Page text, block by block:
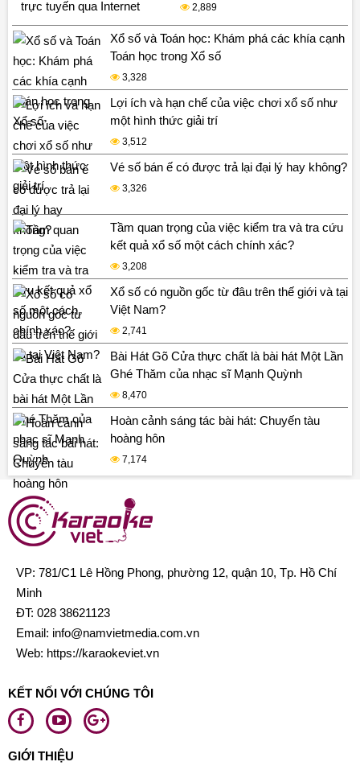
2,889
Xổ số và Toán học: Khám phá các khía cạnh
Toán học trong Xổ số
3,328
Lợi ích và hạn chế của việc chơi xổ số như
một hình thức giải trí
3,512
Vé số bán ế có được trả lại đại lý hay không?
3,326
Tầm quan trọng của việc kiểm tra và tra cứu
kết quả xổ số một cách chính xác?
3,208
Xổ số có nguồn gốc từ đâu trên thế giới và tại
Việt Nam?
2,741
Bài Hát Gõ Cửa thực chất là bài hát Một Lần
Ghé Thăm của nhạc sĩ Mạnh Quỳnh
8,470
Hoàn cảnh sáng tác bài hát: Chuyến tàu
hoàng hôn
7,174
VP: 781/C1 Lê Hồng Phong, phường 12, quận 10, Tp. Hồ Chí
Minh
ĐT: 028 38621123
Email: info@namvietmedia.com.vn
Web: https://karaokeviet.vn
KẾT NỐI VỚI CHÚNG TÔI
GIỚI THIỆU